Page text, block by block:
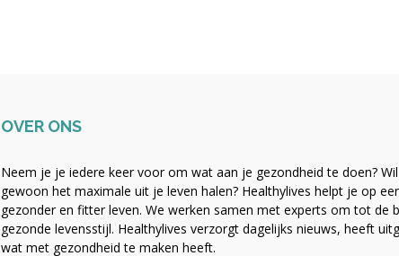
OVER ONS
Neem je je iedere keer voor om wat aan je gezondheid te doen?
gewoon het maximale uit je leven halen? Healthylives helpt je op
gezonder en fitter leven. We werken samen met experts om tot
gezonde levensstijl. Healthylives verzorgt dagelijks nieuws, heeft
wat met gezondheid te maken heeft.